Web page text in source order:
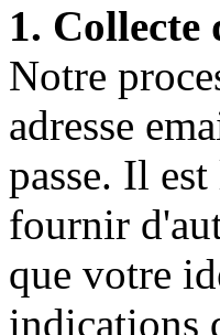
1. Collecte
Notre
adresse
passe. Il
fournir
que votre
indications